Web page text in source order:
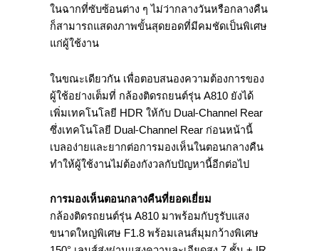
ในฉากที่ซับซ้อนต่าง ๆ ไม่ว่ากลางวันหรือกลางคืน
ก็สามารถแสดงภาพขั้นสุดยอดที่มีคมชัดเป็นพิเศษ
แก่ผู้ใช้งาน
ในขณะเดียวกัน เพื่อตอบสนองความต้องการของ
ผู้ใช้อย่างเต็มที่ กล้องติดรถยนต์รุ่น A810 ยังได้
เพิ่มเทคโนโลยี HDR ให้กับ Dual-Channel Rear
ซึ่งเทคโนโลยี Dual-Channel Rear ก่อนหน้านี้
เบลอง่ายและยากต่อการมองเห็นในตอนกลางคืน
ทำให้ผู้ใช้งานไม่ต้องกังวลกับปัญหานี้อีกต่อไป
การมองเห็นตอนกลางคืนที่ยอดเยี่ยม
กล้องติดรถยนต์รุ่น A810 มาพร้อมกับรูรับแสง
ขนาดใหญ่พิเศษ F1.8 พร้อมเลนส์มุมกว้างพิเศษ